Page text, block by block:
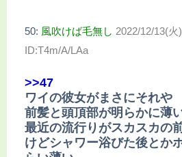
50: 風吹けば毛無し 2022/12/13(火
ID:T4m/A/LAa
>>47
ワイの彼女がまさにそれや
前髪と頭頂部が明らかに薄
最近の流行りがスカスカの
けどシャワー浴びた後とか